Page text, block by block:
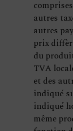
autres
autres
prix
du
TVA
et des
indiqué
indiqué
même